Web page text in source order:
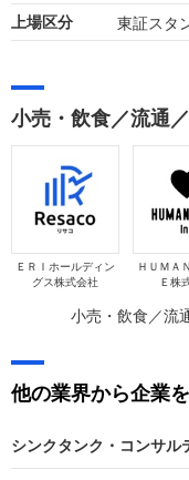
上場区分 東証スタ
小売・飲食／流通
ＥＲＩホールディン
グス株式会社
ＨＵＭＡ
Ｅ株
小売・飲食／流
他の業界から企業
シンクタンク・コンサル